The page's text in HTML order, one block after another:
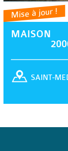
Mise à jour !
MAISON
SAINT-